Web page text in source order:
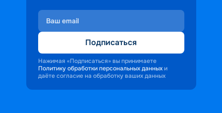
Подписаться
Нажимая «Подписаться» вы принимаете
Политику обработки персональных данных и
даёте согласие на обработку ваших данных